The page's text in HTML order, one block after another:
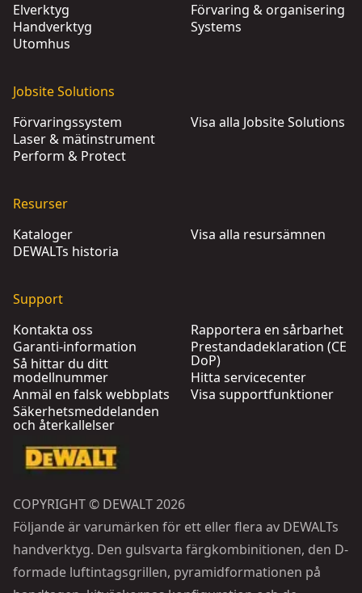
Elverktyg
Handverktyg
Utomhus
Förvaring & organisering
Systems
Jobsite Solutions
Förvaringssystem
Laser & mätinstrument
Perform & Protect
Visa alla Jobsite Solutions
Resurser
Kataloger
DEWALTs historia
Visa alla resursämnen
Support
Kontakta oss
Garanti-information
Så hittar du ditt
modellnummer
Anmäl en falsk webbplats
Säkerhetsmeddelanden
och återkallelser
Rapportera en sårbarhet
Prestandadeklaration (CE
DoP)
Hitta servicecenter
Visa supportfunktioner
COPYRIGHT © DEWALT 2026
Följande är varumärken för ett eller flera av DEWALTs
handverktyg. Den gulsvarta färgkombinitionen, den D-
formade luftintagsgrillen, pyramidformationen på